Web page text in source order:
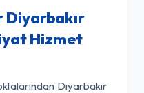
Hizmet
Diyarbakır